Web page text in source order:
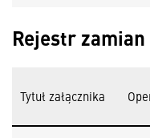
Rejestr
Tytuł załącznika